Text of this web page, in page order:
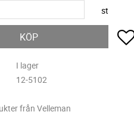
st
KÖP
I lager
12-5102
från Velleman